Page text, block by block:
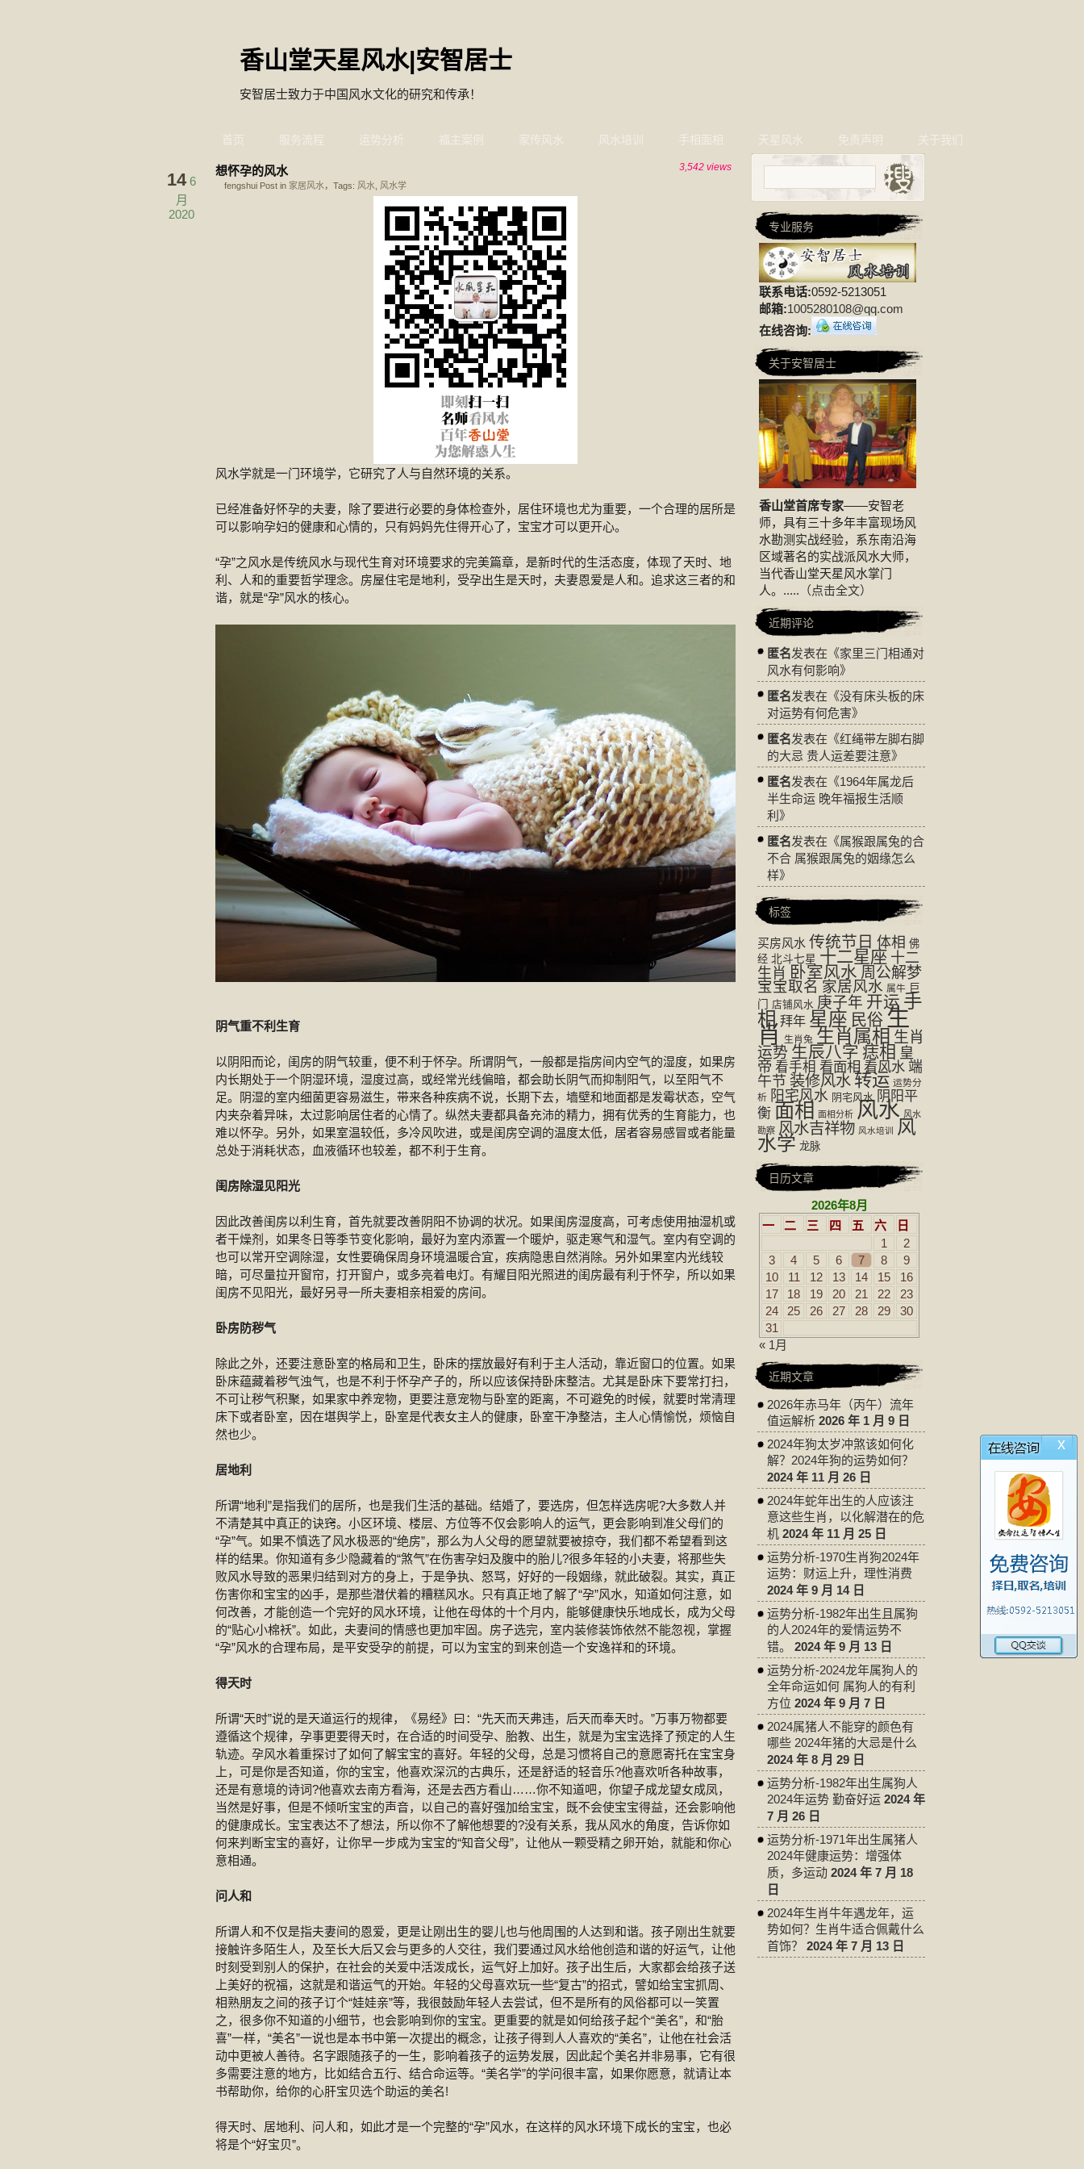
香山堂天星风水|安智居士
安智居士致力于中国风水文化的研究和传承！
首页 服务流程 运势分析 福主案例 家传风水 风水培训 手相面相 天星风水 免责声明 关于我们
想怀孕的风水
fengshui Post in 家居风水 ，Tags: 风水 风水学
14 6
月
2020
3,542 views
风水学就是一门环境学，它研究了人与自然环境的关系。
已经准备好怀孕的夫妻，除了要进行必要的身体检查外，居住环境也尤为重要，一个合理的居所是
可以影响孕妇的健康和心情的，只有妈妈先住得开心了，宝宝才可以更开心。
“孕”之风水是传统风水与现代生育对环境要求的完美篇章，是新时代的生活态度，体现了天时、地
利、人和的重要哲学理念。房屋住宅是地利，受孕出生是天时，夫妻恩爱是人和。追求这三者的和
谐，就是“孕”风水的核心。
阴气重不利生育
以阴阳而论，闺房的阴气较重，便不利于怀孕。所谓阴气，一般都是指房间内空气的湿度，如果房
内长期处于一个阴湿环境，湿度过高，或经常光线偏暗，都会助长阴气而抑制阳气，以至阳气不
足。阴湿的室内细菌更容易滋生，带来各种疾病不说，长期下去，墙壁和地面都是发霉状态，空气
内夹杂着异味，太过影响居住者的心情了。纵然夫妻都具备充沛的精力，拥有优秀的生育能力，也
难以怀孕。另外，如果室温较低，多冷风吹进，或是闺房空调的温度太低，居者容易感冒或者能量
总处于消耗状态，血液循环也较差，都不利于生育。
闺房除湿见阳光
因此改善闺房以利生育，首先就要改善阴阳不协调的状况。如果闺房湿度高，可考虑使用抽湿机或
者干燥剂，如果冬日等季节变化影响，最好为室内添置一个暖炉，驱走寒气和湿气。室内有空调的
也可以常开空调除湿，女性要确保周身环境温暖合宜，疾病隐患自然消除。另外如果室内光线较
暗，可尽量拉开窗帘，打开窗户，或多亮着电灯。有耀目阳光照进的闺房最有利于怀孕，所以如果
闺房不见阳光，最好另寻一所夫妻相亲相爱的房间。
卧房防秽气
除此之外，还要注意卧室的格局和卫生，卧床的摆放最好有利于主人活动，靠近窗口的位置。如果
卧床蕴藏着秽气浊气，也是不利于怀孕产子的，所以应该保持卧床整洁。尤其是卧床下要常打扫，
不可让秽气积聚，如果家中养宠物，更要注意宠物与卧室的距离，不可避免的时候，就要时常清理
床下或者卧室，因在堪舆学上，卧室是代表女主人的健康，卧室干净整洁，主人心情愉悦，烦恼自
然也少。
居地利
所谓“地利”是指我们的居所，也是我们生活的基础。结婚了，要选房，但怎样选房呢?大多数人并
不清楚其中真正的诀窍。小区环境、楼层、方位等不仅会影响人的运气，更会影响到准父母们的
“孕”气。如果不慎选了风水极恶的“绝房”，那么为人父母的愿望就要被掠夺，我们都不希望看到这
样的结果。你知道有多少隐藏着的“煞气”在伤害孕妇及腹中的胎儿?很多年轻的小夫妻，将那些失
败风水导致的恶果归结到对方的身上，于是争执、怒骂，好好的一段姻缘，就此破裂。其实，真正
伤害你和宝宝的凶手，是那些潜伏着的糟糕风水。只有真正地了解了“孕”风水，知道如何注意，如
何改善，才能创造一个完好的风水环境，让他在母体的十个月内，能够健康快乐地成长，成为父母
的“贴心小棉袄”。如此，夫妻间的情感也更加牢固。房子选完，室内装修装饰依然不能忽视，掌握
“孕”风水的合理布局，是平安受孕的前提，可以为宝宝的到来创造一个安逸祥和的环境。
得天时
所谓“天时”说的是天道运行的规律，《易经》曰：“先天而天弗违，后天而奉天时。”万事万物都要
遵循这个规律，孕事更要得天时，在合适的时间受孕、胎教、出生，就是为宝宝选择了预定的人生
轨迹。孕风水着重探讨了如何了解宝宝的喜好。年轻的父母，总是习惯将自己的意愿寄托在宝宝身
上，可是你是否知道，你的宝宝，他喜欢深沉的古典乐，还是舒适的轻音乐?他喜欢听各种故事，
还是有意境的诗词?他喜欢去南方看海，还是去西方看山……你不知道吧，你望子成龙望女成凤，
当然是好事，但是不倾听宝宝的声音，以自己的喜好强加给宝宝，既不会使宝宝得益，还会影响他
的健康成长。宝宝表达不了想法，所以你不了解他想要的?没有关系，我从风水的角度，告诉你如
何来判断宝宝的喜好，让你早一步成为宝宝的“知音父母”，让他从一颗受精之卵开始，就能和你心
意相通。
问人和
所谓人和不仅是指夫妻间的恩爱，更是让刚出生的婴儿也与他周围的人达到和谐。孩子刚出生就要
接触许多陌生人，及至长大后又会与更多的人交往，我们要通过风水给他创造和谐的好运气，让他
时刻受到别人的保护，在社会的关爱中活泼成长，运气好上加好。孩子出生后，大家都会给孩子送
上美好的祝福，这就是和谐运气的开始。年轻的父母喜欢玩一些“复古”的招式，譬如给宝宝抓周、
相熟朋友之间的孩子订个“娃娃亲”等，我很鼓励年轻人去尝试，但不是所有的风俗都可以一笑置
之，很多你不知道的小细节，也会影响到你的宝宝。更重要的就是如何给孩子起个“美名”，和“胎
喜”一样，“美名”一说也是本书中第一次提出的概念，让孩子得到人人喜欢的“美名”，让他在社会活
动中更被人善待。名字跟随孩子的一生，影响着孩子的运势发展，因此起个美名并非易事，它有很
多需要注意的地方，比如结合五行、结合命运等。“美名学”的学问很丰富，如果你愿意，就请让本
书帮助你，给你的心肝宝贝选个助运的美名!
得天时、居地利、问人和，如此才是一个完整的“孕”风水，在这样的风水环境下成长的宝宝，也必
将是个“好宝贝”。
专业服务
联系电话:0592-5213051
邮箱:1005280108@qq.com
在线咨询:
关于安智居士
香山堂首席专家——安智老
师，具有三十多年丰富现场风
水勘测实战经验，系东南沿海
区域著名的实战派风水大师，
当代香山堂天星风水掌门
人。..... （点击全文）
近期评论
匿名发表在《家里三门相通对
风水有何影响》
匿名发表在《没有床头板的床
对运势有何危害》
匿名发表在《红绳带左脚右脚
的大忌 贵人运差要注意》
匿名发表在《1964年属龙后
半生命运 晚年福报生活顺
利 》
匿名发表在《属猴跟属兔的合
不合 属猴跟属兔的姻缘怎么
样》
标签
买房风水 传统节日 体相 佛
经 北斗七星 十二星座 十二
生肖 卧室风水 周公解梦
宝宝取名 家居风水 属牛 巨
门
店铺风水 庚子年 开运 手
相 拜年 星座 民俗 生
肖 生肖兔 生肖属相 生肖
运势 生辰八字 痣相 皇
帝 看手相 看面相 看风水 端
午节 装修风水 转运 运势分
析 阳宅风水 阴宅风水 阴阳平
衡 面相 面相分析 风水 风水
勘察 风水吉祥物 风水培训 风
水学 龙脉
日历文章
2026年8月
一
二 三 四 五 六
日
1
2
3
4 5 6 7 8
9
10
11 12 13 14 15
16
17
18 19 20 21 22
23
24
25 26 27 28 29
30
31
« 1月
近期文章
2026年赤马年（丙午）流年
值运解析 2026 年 1 月 9 日
2024年狗太岁冲煞该如何化
解？2024年狗的运势如何？
2024 年 11 月 26 日
2024年蛇年出生的人应该注
意这些生肖，以化解潜在的危
机 2024 年 11 月 25 日
运势分析-1970生肖狗2024年
运势：财运上升，理性消费
2024 年 9 月 14 日
运势分析-1982年出生且属狗
的人2024年的爱情运势不
错。
2024 年 9 月 13 日
运势分析-2024龙年属狗人的
全年命运如何 属狗人的有利
方位 2024 年 9 月 7 日
2024属猪人不能穿的颜色有
哪些 2024年猪的大忌是什么
2024 年 8 月 29 日
运势分析-1982年出生属狗人
2024年运势 勤奋好运 2024 年
7 月 26 日
运势分析-1971年出生属猪人
2024年健康运势：增强体
质，多运动 2024 年 7 月 18
日
2024年生肖牛年遇龙年，运
势如何？生肖牛适合佩戴什么
首饰？
2024 年 7 月 13 日
x